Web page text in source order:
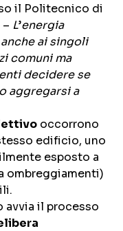
il Politecnico di
L’energia
ai singoli
comuni ma
decidere se
aggregarsi a
occorrono
edificio, uno
esposto a
ombreggiamenti)
avvia il processo